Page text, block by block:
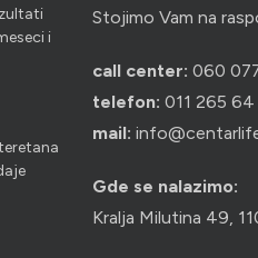
i
Stojimo Vam na
call center:060
telefon:011 265
mail:
Gde se nalazimo:
Kralja Milutina 49,